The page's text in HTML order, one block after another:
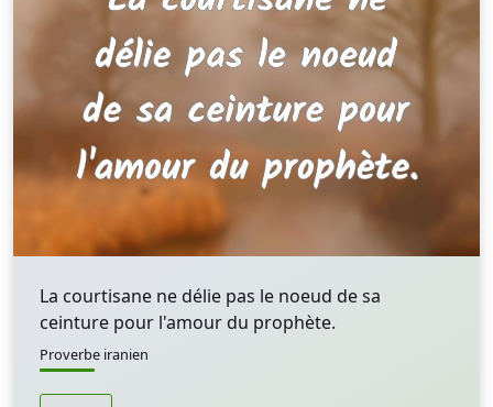
La courtisane ne délie pas le noeud de sa
ceinture pour l'amour du prophète.
Proverbe iranien